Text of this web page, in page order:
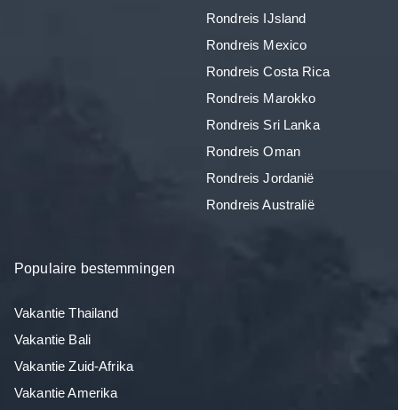
Rondreis IJsland
Rondreis Mexico
Rondreis Costa Rica
Rondreis Marokko
Rondreis Sri Lanka
Rondreis Oman
Rondreis Jordanië
Rondreis Australië
Populaire bestemmingen
Vakantie Thailand
Vakantie Bali
Vakantie Zuid-Afrika
Vakantie Amerika